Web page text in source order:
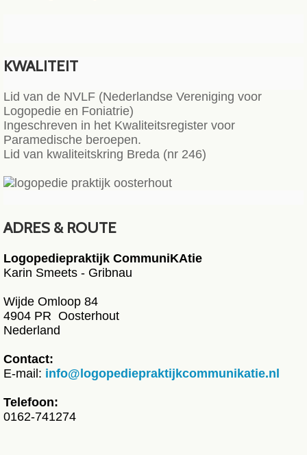
KWALITEIT
Lid van de NVLF (Nederlandse Vereniging voor
Logopedie en Foniatrie)
Ingeschreven in het Kwaliteitsregister voor
Paramedische beroepen.
Lid van kwaliteitskring Breda (nr 246)
ADRES & ROUTE
Logopediepraktijk CommuniKAtie
Karin Smeets - Gribnau
Wijde Omloop 84
4904 PR Oosterhout
Nederland
Contact:
E-mail: info@logopediepraktijkcommunikatie.nl
Telefoon:
0162-741274